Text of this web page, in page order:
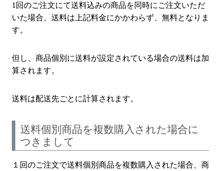
1回のご注文にて送料込みの商品を同時にご注文いただ
いた場合、送料は上記料金にかかわらず、無料となりま
す。
但し、商品個別に送料が設定されている場合の送料は加
算されます。
送料は配送先ごとに計算されます。
送料個別商品を複数購入された場合に
つきまして
１回のご注文で送料個別商品を複数購入された場合、商